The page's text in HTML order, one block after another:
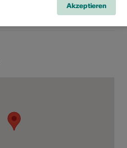
Tout public et professionnel-le-
Akzeptieren